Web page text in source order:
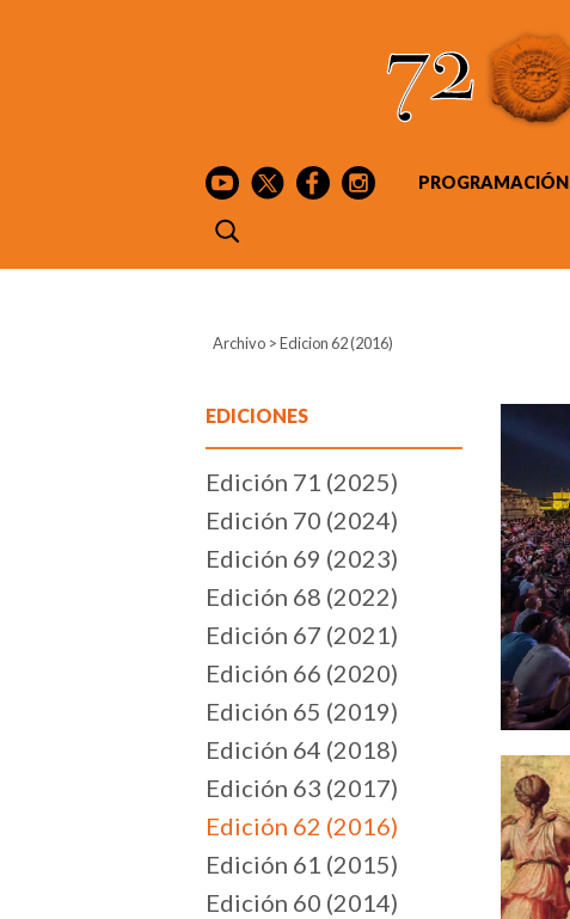
PROGRAMACIÓN
Archivo >Edicion 62 (2016)
EDICIONES
Edición 71 (2025)
Edición 70 (2024)
Edición 69 (2023)
Edición 68 (2022)
Edición 67 (2021)
Edición 66 (2020)
Edición 65 (2019)
Edición 64 (2018)
Edición 63 (2017)
Edición 62 (2016)
Edición 61 (2015)
Edición 60 (2014)